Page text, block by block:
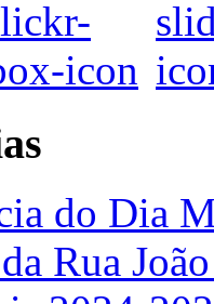
do Dia
Rua